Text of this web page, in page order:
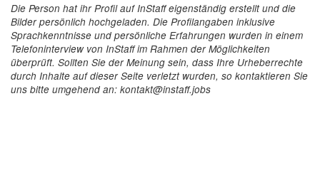
Die Person hat ihr Profil auf InStaff eigenständig erstellt und die
Bilder persönlich hochgeladen. Die Profilangaben inklusive
Sprachkenntnisse und persönliche Erfahrungen wurden in einem
Telefoninterview von InStaff im Rahmen der Möglichkeiten
überprüft. Sollten Sie der Meinung sein, dass Ihre Urheberrechte
durch Inhalte auf dieser Seite verletzt wurden, so kontaktieren Sie
uns bitte umgehend an: kontakt@instaff.jobs